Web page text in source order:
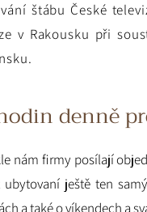
štábu České
v Rakousku při
denně
nám firmy posílají
ubytovaní ještě ten
a také o víkendech a